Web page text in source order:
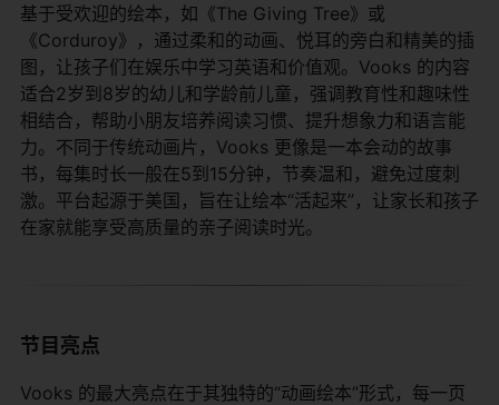
基于受欢迎的绘本，如《The Giving Tree》或
《Corduroy》，通过柔和的动画、悦耳的旁白和精美的插
图，让孩子们在娱乐中学习英语和价值观。Vooks 的内容
适合2岁到8岁的幼儿和学龄前儿童，强调教育性和趣味性
相结合，帮助小朋友培养阅读习惯、提升想象力和语言能
力。不同于传统动画片，Vooks 更像是一本会动的故事
书，每集时长一般在5到15分钟，节奏温和，避免过度刺
激。平台起源于美国，旨在让绘本“活起来”，让家长和孩子
在家就能享受高质量的亲子阅读时光。
节目亮点
Vooks 的最大亮点在于其独特的“动画绘本”形式，每一页